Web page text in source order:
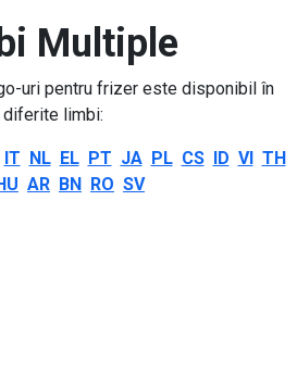
Multiple
uri pentru frizer este disponibil în
diferite limbi:
IT NL EL PT JA PL CS ID VI TH
AR BN RO SV